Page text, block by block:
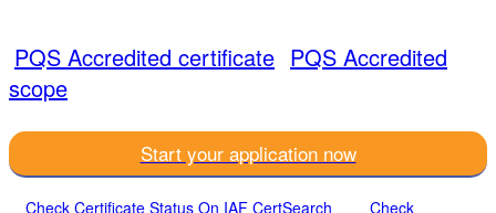
PQS Accredited certificate PQS Accredited
scope
Start your application now
Check Certificate Status On IAF CertSearch
Check